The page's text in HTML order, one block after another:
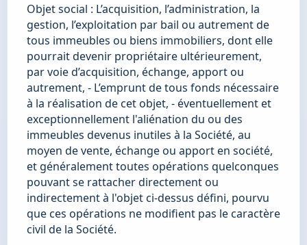
Objet social : L’acquisition, l’administration, la
gestion, l’exploitation par bail ou autrement de
tous immeubles ou biens immobiliers, dont elle
pourrait devenir propriétaire ultérieurement,
par voie d’acquisition, échange, apport ou
autrement, - L’emprunt de tous fonds nécessaire
à la réalisation de cet objet, - éventuellement et
exceptionnellement l'aliénation du ou des
immeubles devenus inutiles à la Société, au
moyen de vente, échange ou apport en société,
et généralement toutes opérations quelconques
pouvant se rattacher directement ou
indirectement à l'objet ci-dessus défini, pourvu
que ces opérations ne modifient pas le caractère
civil de la Société.